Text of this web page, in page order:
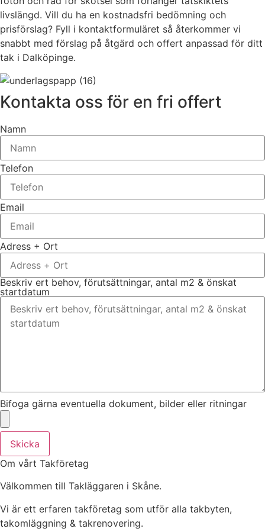
livslängd. Vill du ha en kostnadsfri bedömning och
prisförslag? Fyll i kontaktformuläret så återkommer vi
snabbt med förslag på åtgärd och offert anpassad för ditt
tak i Dalköpinge.
Kontakta oss för en fri offert
Namn
Telefon
Email
Adress + Ort
Beskriv ert behov, förutsättningar, antal m2 & önskat
startdatum
Bifoga gärna eventuella dokument, bilder eller ritningar
Skicka
Om vårt Takföretag
Välkommen till Takläggaren i Skåne.
Vi är ett erfaren takföretag som utför alla takbyten,
takomläggning & takrenovering.